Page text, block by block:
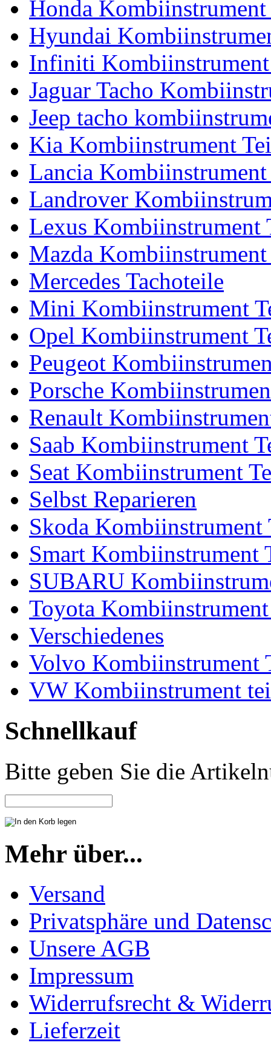
Honda Kombiinstrument
Hyundai
Infiniti
Jaguar Tacho
Jeep tacho
Kia Kombiinstrument
Lancia
Landrover
Lexus Kombiinstrument
Mazda
Mercedes Tachoteile
Mini Kombiinstrument
Opel Kombiinstrument
Peugeot
Porsche
Renault
Saab Kombiinstrument
Seat Kombiinstrument
Selbst Reparieren
Skoda Kombiinstrument
Smart Kombiinstrument
SUBARU
Toyota
Verschiedenes
Volvo Kombiinstrument
VW Kombiinstrument
Schnellkauf
Bitte geben Sie die
Mehr über...
Versand
Privatsphäre und
Unsere AGB
Impressum
Widerrufsrecht &
Lieferzeit